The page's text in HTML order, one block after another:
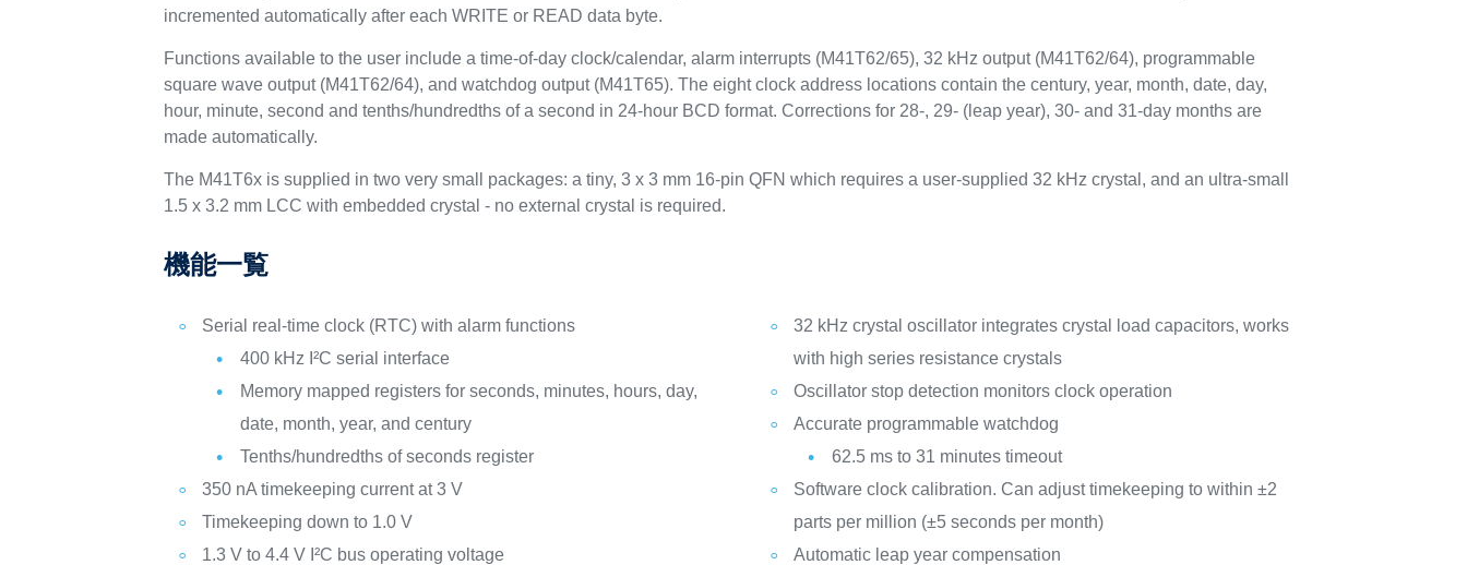
incremented automatically after each WRITE or READ data byte.
Functions available to the user include a time-of-day clock/calendar, alarm interrupts (M41T62/65), 32 kHz output (M41T62/64), programmable
square wave output (M41T62/64), and watchdog output (M41T65). The eight clock address locations contain the century, year, month, date, day,
hour, minute, second and tenths/hundredths of a second in 24-hour BCD format. Corrections for 28-, 29- (leap year), 30- and 31-day months are
made automatically.
The M41T6x is supplied in two very small packages: a tiny, 3 x 3 mm 16-pin QFN which requires a user-supplied 32 kHz crystal, and an ultra-small
1.5 x 3.2 mm LCC with embedded crystal - no external crystal is required.
機能一覧
Serial real-time clock (RTC) with alarm functions
400 kHz I²C serial interface
Memory mapped registers for seconds, minutes, hours, day,
date, month, year, and century
Tenths/hundredths of seconds register
350 nA timekeeping current at 3 V
Timekeeping down to 1.0 V
1.3 V to 4.4 V I²C bus operating voltage
32 kHz crystal oscillator integrates crystal load capacitors, works
with high series resistance crystals
Oscillator stop detection monitors clock operation
Accurate programmable watchdog
62.5 ms to 31 minutes timeout
Software clock calibration. Can adjust timekeeping to within ±2
parts per million (±5 seconds per month)
Automatic leap year compensation